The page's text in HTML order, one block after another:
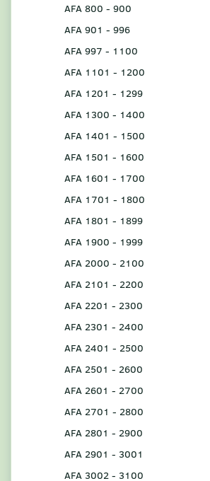
AFA 800 - 900
AFA 901 - 996
AFA 997 - 1100
AFA 1101 - 1200
AFA 1201 - 1299
AFA 1300 - 1400
AFA 1401 - 1500
AFA 1501 - 1600
AFA 1601 - 1700
AFA 1701 - 1800
AFA 1801 - 1899
AFA 1900 - 1999
AFA 2000 - 2100
AFA 2101 - 2200
AFA 2201 - 2300
AFA 2301 - 2400
AFA 2401 - 2500
AFA 2501 - 2600
AFA 2601 - 2700
AFA 2701 - 2800
AFA 2801 - 2900
AFA 2901 - 3001
AFA 3002 - 3100